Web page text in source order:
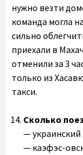
нужно везти
команда могла
сильно
приехали в
отменили за 3
только из
такси.
Сколько
—
— каэфэс-